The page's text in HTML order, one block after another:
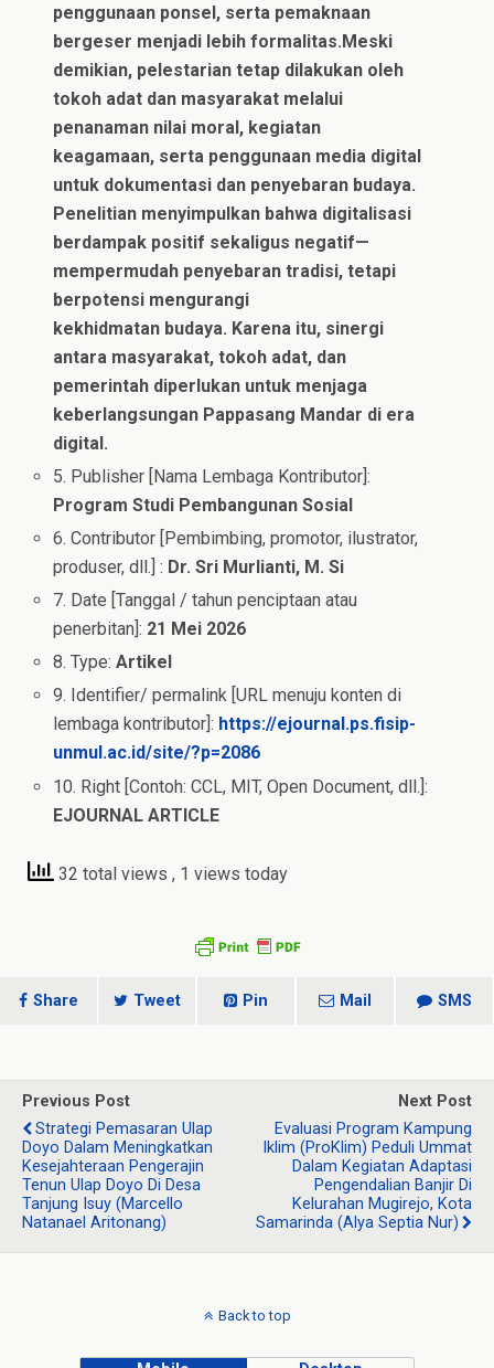
penggunaan ponsel, serta pemaknaan
bergeser menjadi lebih formalitas.Meski
demikian, pelestarian tetap dilakukan oleh
tokoh adat dan masyarakat melalui
penanaman nilai moral, kegiatan
keagamaan, serta penggunaan media digital
untuk dokumentasi dan penyebaran budaya.
Penelitian menyimpulkan bahwa digitalisasi
berdampak positif sekaligus negatif—
mempermudah penyebaran tradisi, tetapi
berpotensi mengurangi
kekhidmatan budaya. Karena itu, sinergi
antara masyarakat, tokoh adat, dan
pemerintah diperlukan untuk menjaga
keberlangsungan Pappasang Mandar di era
digital.
5. Publisher [Nama Lembaga Kontributor]:
Program Studi Pembangunan Sosial
6. Contributor [Pembimbing, promotor, ilustrator,
produser, dll.] : Dr. Sri Murlianti, M. Si
7. Date [Tanggal / tahun penciptaan atau
penerbitan]: 21 Mei 2026
8. Type:Artikel
9. Identifier/ permalink [URL menuju konten di
lembaga kontributor]: https://ejournal.ps.fisip-
unmul.ac.id/site/?p=2086
10. Right [Contoh: CCL, MIT, Open Document, dll.]:
EJOURNAL ARTICLE
32 total views , 1 views today
Share Tweet Pin Mail SMS
Previous Post
Strategi Pemasaran Ulap
Doyo Dalam Meningkatkan
Kesejahteraan Pengerajin
Tenun Ulap Doyo Di Desa
Tanjung Isuy (Marcello
Natanael Aritonang)
Next Post
Evaluasi Program Kampung
Iklim (ProKlim) Peduli Ummat
Dalam Kegiatan Adaptasi
Pengendalian Banjir Di
Kelurahan Mugirejo, Kota
Samarinda (Alya Septia Nur)
Back to top